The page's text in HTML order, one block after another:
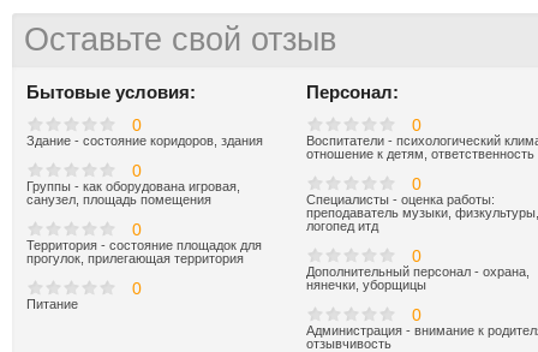
Оставьте свой отзыв
Бытовые условия:
0
Здание - состояние коридоров, здания
0
Группы - как оборудована игровая,
санузел, площадь помещения
0
Территория - состояние площадок для
прогулок, прилегающая территория
0
Питание
Персонал:
0
Воспитатели - психологический
отношение к детям, ответственность
0
Специалисты - оценка работы:
преподаватель музыки, физкультуры,
логопед итд
0
Дополнительный персонал - охрана,
нянечки, уборщицы
0
Администрация - внимание к
отзывчивость